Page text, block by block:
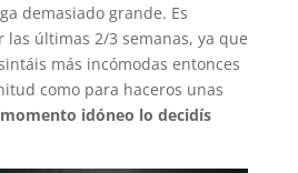
demasiado grande. Es
las últimas 2/3 semanas, ya que
más incómodas entonces
como para haceros unas
idóneo lo decidís